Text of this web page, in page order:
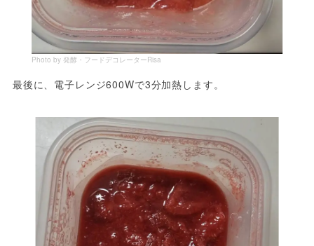
Photo by 発酵・フードデコレーターRisa
最後に、電子レンジ600Wで3分加熱します。